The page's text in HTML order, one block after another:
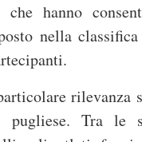
hanno
nella
rilevanza
pugliese. Tra